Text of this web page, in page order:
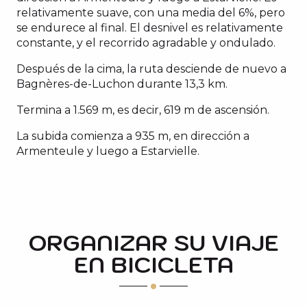
relativamente suave, con una media del 6%, pero
se endurece al final. El desnivel es relativamente
constante, y el recorrido agradable y ondulado.
Después de la cima, la ruta desciende de nuevo a
Bagnères-de-Luchon durante 13,3 km.
Termina a 1.569 m, es decir, 619 m de ascensión.
La subida comienza a 935 m, en dirección a
Armenteule y luego a Estarvielle.
ORGANIZAR SU VIAJE
EN BICICLETA